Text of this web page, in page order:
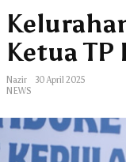
l
u
r
n
C
Ketua TP
Nazir
30 April 2025
NEWS